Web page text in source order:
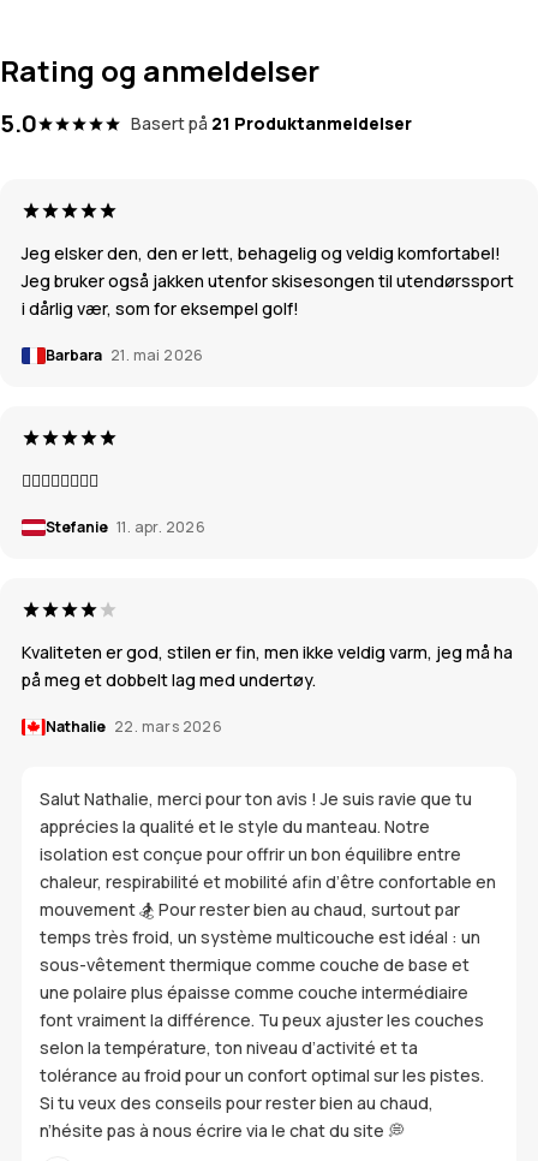
Rating og anmeldelser
5.0 Basert på 21 Produktanmeldelser
Jeg elsker den, den er lett, behagelig og veldig komfortabel!
Jeg bruker også jakken utenfor skisesongen til utendørssport
i dårlig vær, som for eksempel golf!
Barbara 21. mai 2026
👍🏼👍🏼👍🏼👍🏼
Stefanie 11. apr. 2026
Kvaliteten er god, stilen er fin, men ikke veldig varm, jeg må ha
på meg et dobbelt lag med undertøy.
Nathalie 22. mars 2026
Salut Nathalie, merci pour ton avis ! Je suis ravie que tu
apprécies la qualité et le style du manteau. Notre
isolation est conçue pour offrir un bon équilibre entre
chaleur, respirabilité et mobilité afin d’être confortable en
mouvement 🏂 Pour rester bien au chaud, surtout par
temps très froid, un système multicouche est idéal : un
sous-vêtement thermique comme couche de base et
une polaire plus épaisse comme couche intermédiaire
font vraiment la différence. Tu peux ajuster les couches
selon la température, ton niveau d’activité et ta
tolérance au froid pour un confort optimal sur les pistes.
Si tu veux des conseils pour rester bien au chaud,
n’hésite pas à nous écrire via le chat du site 💭